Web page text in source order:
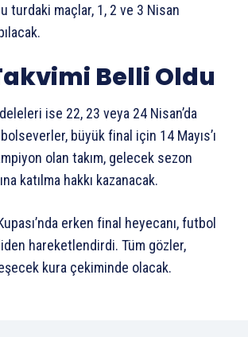
turdaki maçlar, 1, 2 ve 3 Nisan
Belli Oldu
ise 22, 23 veya 24 Nisan’da
büyük final için 14 Mayıs’ı
olan takım, gelecek sezon
katılma hakkı kazanacak.
erken final heyecanı, futbol
hareketlendirdi. Tüm gözler,
kura çekiminde olacak.